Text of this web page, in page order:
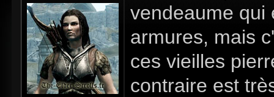
vendeaume qui
armures, mais
ces vieilles
contraire est